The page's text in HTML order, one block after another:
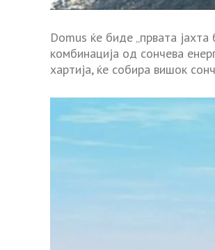
Domus ќе биде „првата
комбинација од сончева
хартија, ќе собира вишок